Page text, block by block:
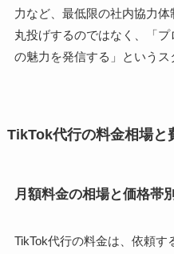
力など、最低限の社内協力
丸投げするのではなく、「
の魅力を発信する」というス
TikTok代行の料金相場と
月額料金の相場と価格帯
TikTok代行の料金は、依頼す